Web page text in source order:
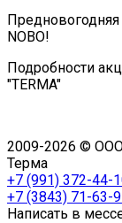
NOBO!
Подробности
"TERMA"
2009-2026 ©
Терма
+7 (991) 372-44-
+7 (3843) 71-63-
Написать в